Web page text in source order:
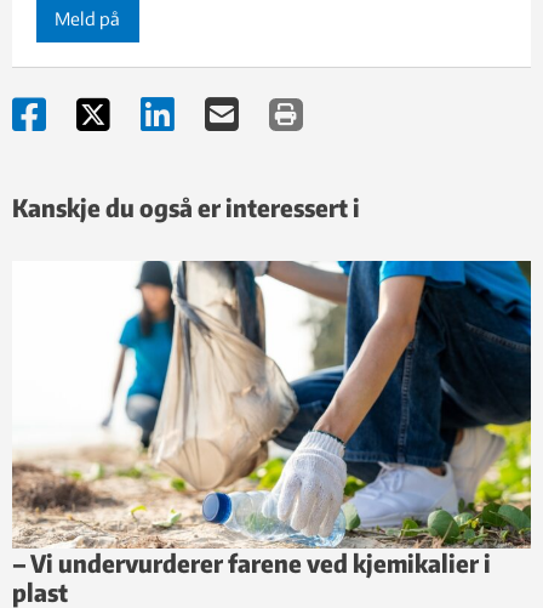
Meld på
Kanskje du også er interessert i
– Vi undervurderer farene ved kjemikalier i
plast